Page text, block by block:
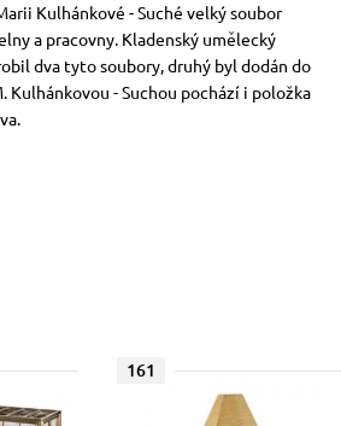
Kulhánkové - Suché velký soubor
a pracovny. Kladenský umělecký
dva tyto soubory, druhý byl dodán do
Kulhánkovou - Suchou pochází i položka
161